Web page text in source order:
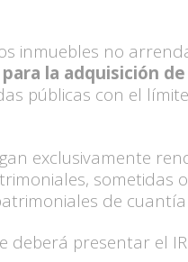
inmuebles no
la adquisición
públicas con el
exclusivamente
sometidas
de
presentar el